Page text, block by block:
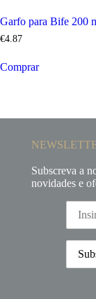
Garfo para Bife 200
€4.87
Comprar
Subscreva a
novidades e